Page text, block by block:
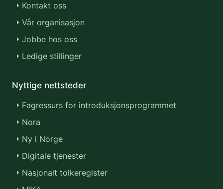
Kontakt oss
Vår organisasjon
Jobbe hos oss
Ledige stillinger
Nyttige nettsteder
Fagressurs for introduksjonsprogrammet
Nora
Ny i Norge
Digitale tjenester
Nasjonalt tolkeregister